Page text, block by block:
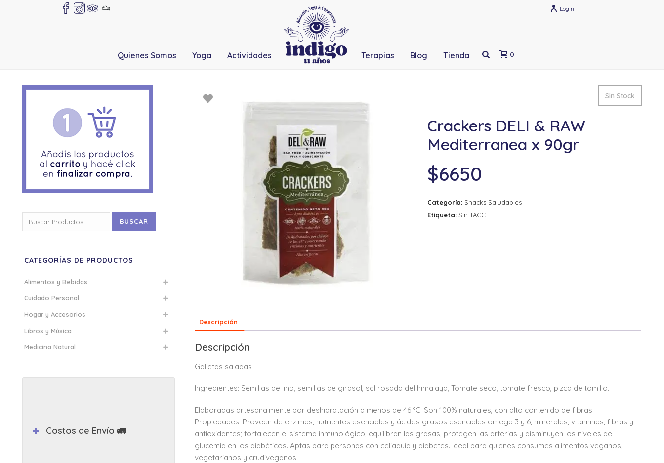
Login
Quienes Somos Yoga Actividades Terapias Blog Tienda 0
Sin Stock
Crackers DELI & RAW
Mediterranea x 90gr
$6650
Categoría: Snacks Saludables
Etiqueta: Sin TACC
Descripción
Descripción
Galletas saladas
Ingredientes: Semillas de lino, semillas de girasol, sal rosada del himalaya, Tomate seco, tomate fresco, pizca de tomillo.
Elaboradas artesanalmente por deshidratación a menos de 46 ºC. Son 100% naturales, con alto contenido de fibras.
Propiedades: Proveen de enzimas, nutrientes esenciales y ácidos grasos esenciales omega 3 y 6, minerales, vitaminas, fibras y
antioxidantes; fortalecen el sistema inmunológico, equilibran las grasas, protegen las arterias y disminuyen los niveles de
glucemia en los diabéticos. Aptas para personas con celiaquía y diabetes. Ideal para quienes consumes alimentos veganos,
vegetarianos y crudiveganos.
por:
BUSCAR
CATEGORÍAS DE PRODUCTOS
Alimentos y Bebidas
Cuidado Personal
Hogar y Accesorios
Libros y Música
Medicina Natural
Costos de Envío 🚛